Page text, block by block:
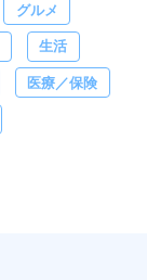
グルメ
生活
医療／保険